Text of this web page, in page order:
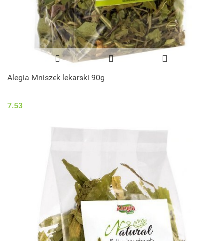
Alegia Mniszek lekarski 90g
7.53